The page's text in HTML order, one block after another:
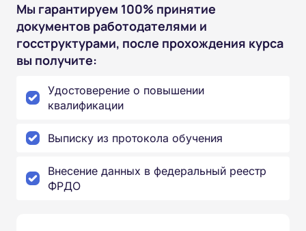
Мы гарантируем 100% принятие
документов работодателями и
госструктурами, после прохождения курса
вы получите:
Удостоверение о повышении
квалификации
Выписку из протокола обучения
Внесение данных в федеральный реестр
ФРДО